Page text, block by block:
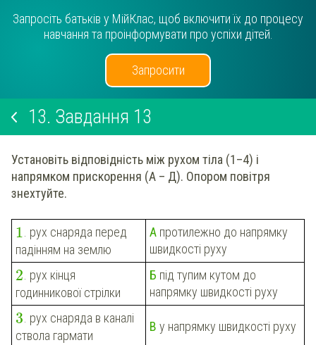
Запросіть батьків у МійКлас, щоб включити їх до процесу
навчання та проінформувати про успіхи дітей.
Запросити
13. Завдання 13
Установіть відповідність між рухом тіла (1–4) і
напрямком прискорення (А – Д). Опором повітря
знехтуйте.
1. рух снаряда перед
падінням на землю
А протилежно до напрямку
швидкості руху
2. рух кінця
годинникової стрілки
Б під тупим кутом до
напрямку швидкості руху
3. рух снаряда в каналі
ствола гармати
В у напрямку швидкості руху